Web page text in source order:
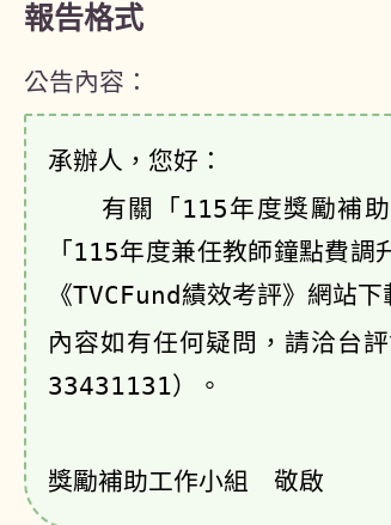
報告格式
公告內容：
承辦人，您好：
有關「115年度獎勵補助
「115年度兼任教師鐘點費
《TVCFund績效考評》
內容如有任何疑問，請洽台
33431131）。
獎勵補助工作小組 敬啟